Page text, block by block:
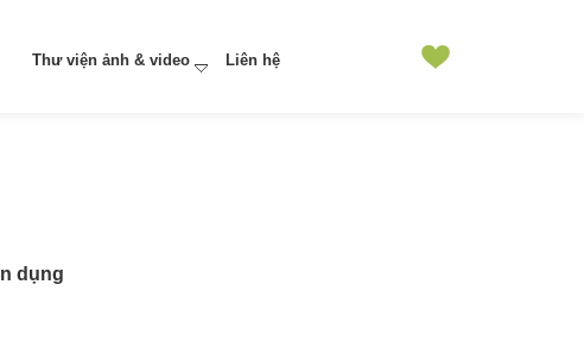
Thư viện ảnh & video Liên hệ
dụng